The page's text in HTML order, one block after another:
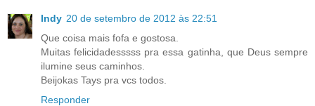
Indy 20 de setembro de 2012 às 22:51
Que coisa mais fofa e gostosa.
Muitas felicidadesssss pra essa gatinha, que Deus sempre
ilumine seus caminhos.
Beijokas Tays pra vcs todos.
Responder